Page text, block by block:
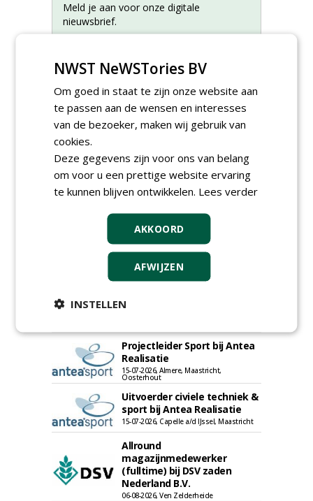
Meld je aan voor onze digitale
nieuwsbrief.
Proefveldmedewerker/
landbouwmachines bij DSV
zaden Nederland B.V.
06-08-2026, Ven-Zelderheide
DSV zaden Nederland B.V.
Projectleider Sport bij Antea
Realisatie
15-07-2026, Almere, Maastricht,
Oosterhout
Uitvoerder civiele techniek &
sport bij Antea Realisatie
15-07-2026, Capelle a/d IJssel, Maastricht
Allround
magazijnmedewerker
(fulltime) bij DSV zaden
Nederland B.V.
06-08-2026, Ven Zelderheide
NWST NeWSTories BV
Om goed in staat te zijn onze website aan
te passen aan de wensen en interesses
van de bezoeker, maken wij gebruik van
cookies.
Deze gegevens zijn voor ons van belang
om voor u een prettige website ervaring
te kunnen blijven ontwikkelen. Lees verder
AKKOORD
AFWIJZEN
INSTELLEN